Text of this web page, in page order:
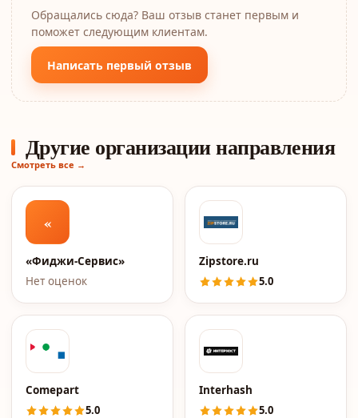
Обращались сюда? Ваш отзыв станет первым и
поможет следующим клиентам.
Написать первый отзыв
Другие организации направления
Смотреть все →
«
«Фиджи-Сервис»
Нет оценок
Zipstore.ru
5.0
Comepart
5.0
Interhash
5.0